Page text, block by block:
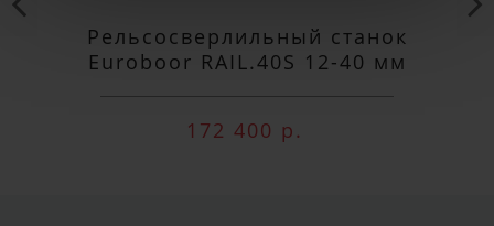
Рельсосверлильный станок
Euroboor RAIL.40S 12-40 мм
172 400 р.